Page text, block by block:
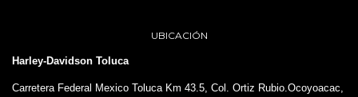
UBICACIÓN
Harley-Davidson Toluca
Carretera Federal Mexico Toluca Km 43.5, Col. Ortiz Rubio.Ocoyoacac,